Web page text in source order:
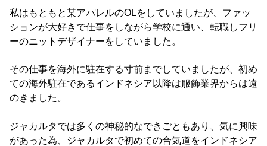
私はもともと某アパレルのOLをしていましたが、ファッ
ションが大好きで仕事をしながら学校に通い、転職しフリ
ーのニットデザイナーをしていました。
その仕事を海外に駐在する寸前までしていましたが、初め
ての海外駐在であるインドネシア以降は服飾業界からは遠
のきました。
ジャカルタでは多くの神秘的なできごともあり、気に興味
があった為、ジャカルタで初めての合気道をインドネシア